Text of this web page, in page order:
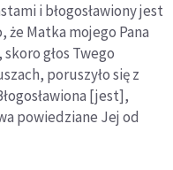
i błogosławiony jest
że Matka mojego Pana
głos Twego
poruszyło się z
[jest],
powiedziane Jej od